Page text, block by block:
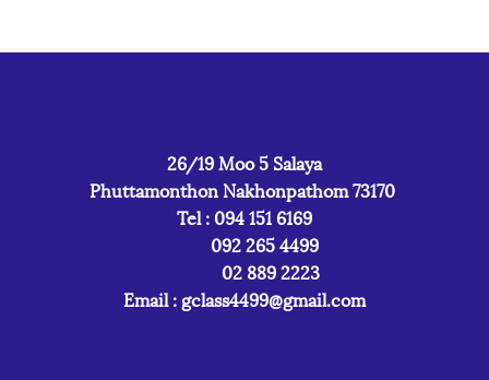
26/19 Moo 5 Salaya
Phuttamonthon Nakhonpathom 73170
Tel : 094 151 6169
092 265 4499
02 889 2223
Email : gclass4499@gmail.com